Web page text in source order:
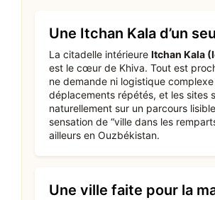
Une Itchan Kala d’un
La citadelle intérieure Itchan Kala
est le cœur de Khiva. Tout est
ne demande ni logistique
déplacements répétés, et les sites
naturellement sur un parcours
sensation de “ville dans les
ailleurs en Ouzbékistan.
Une ville faite pour la